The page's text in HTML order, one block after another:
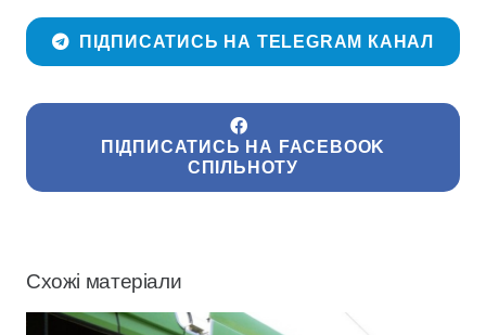
ПІДПИСАТИСЬ НА TELEGRAM КАНАЛ
ПІДПИСАТИСЬ НА FACEBOOK
СПІЛЬНОТУ
Схожі матеріали